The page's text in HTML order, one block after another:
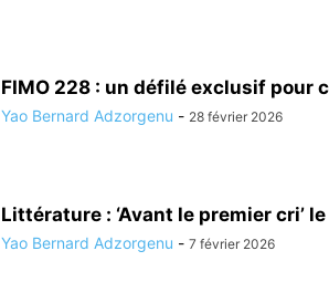
FIMO 228 : un défilé exclusif pour
Yao Bernard Adzorgenu - 28 février 2026
Littérature : ‘Avant le premier cri’
Yao Bernard Adzorgenu - 7 février 2026